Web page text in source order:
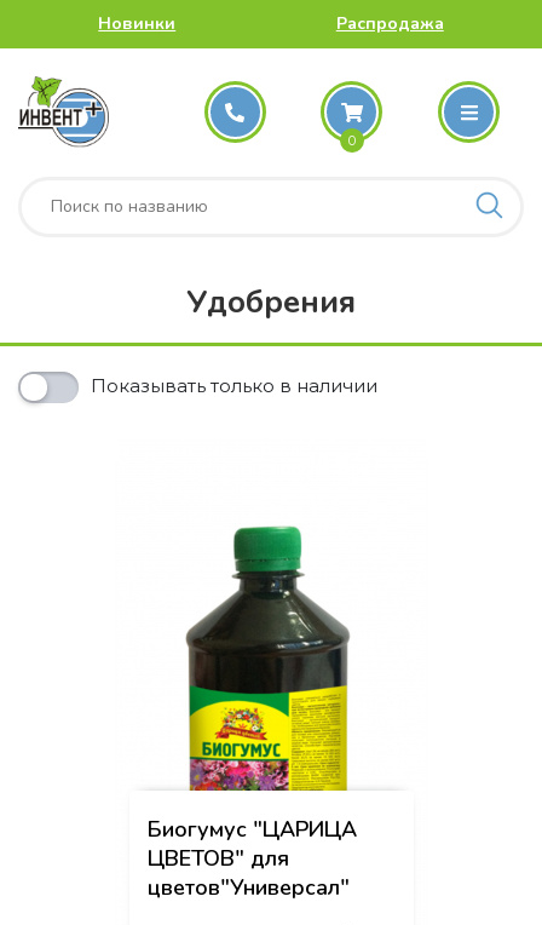
Новинки Распродажа
0
Удобрения
Показывать только в наличии
Биогумус "ЦАРИЦА
ЦВЕТОВ" для
цветов"Универсал"